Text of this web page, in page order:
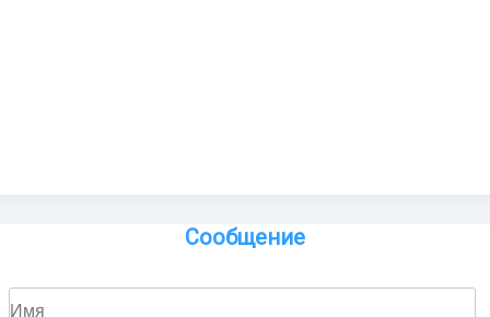
Сообщение